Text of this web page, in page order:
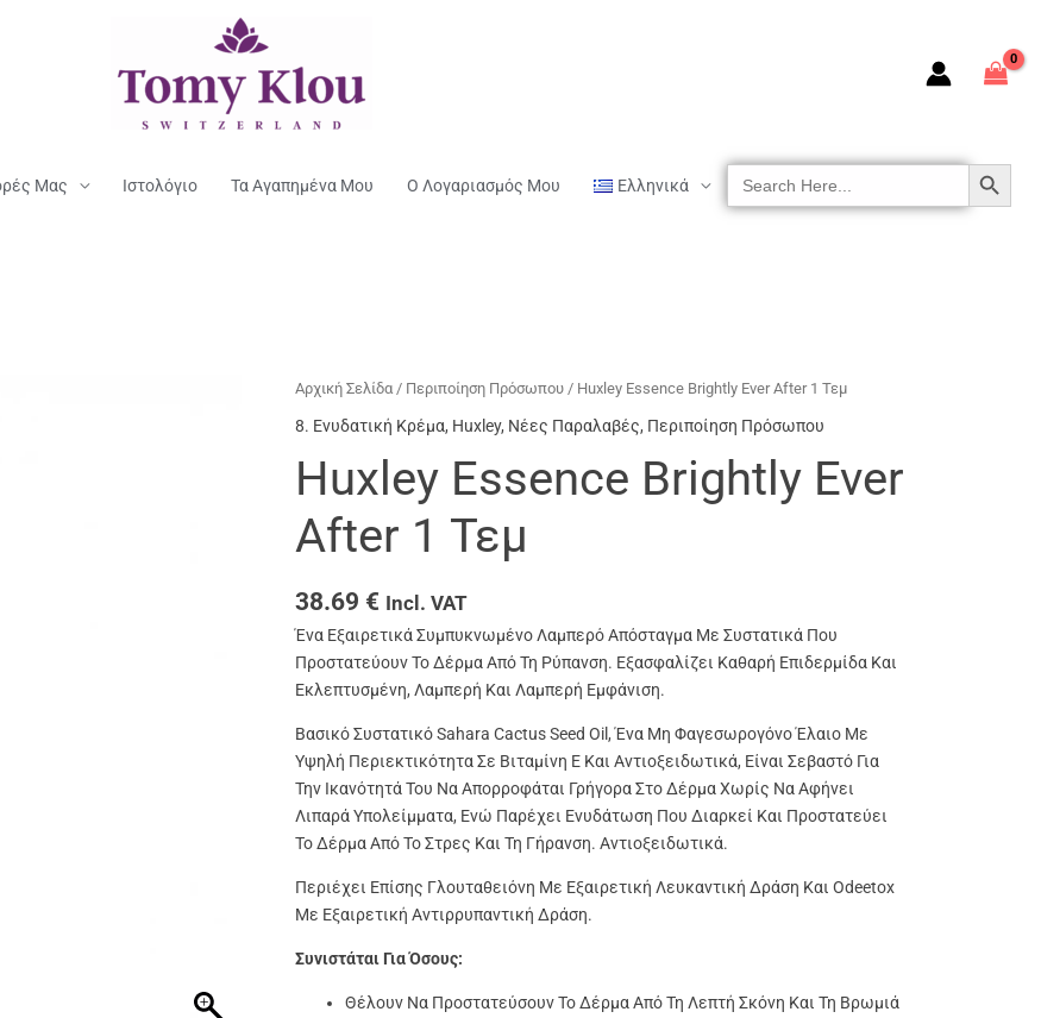
Μας Ιστολόγιο Τα Αγαπημένα Μου Ο Λογαριασμός Μου Ελληνικά
Search
For:
SEARCH BUTTON
Αρχική Σελίδα/ Περιποίηση Πρόσωπου/ Huxley Essence Brightly Ever After 1 Τεμ
8. Ενυδατική Κρέμα, Huxley, Νέες Παραλαβές, Περιποίηση Πρόσωπου
Huxley Essence Brightly Ever
After 1 Τεμ
38.69 € Incl. VAT
Ένα Εξαιρετικά Συμπυκνωμένο Λαμπερό Απόσταγμα Με Συστατικά Που
Προστατεύουν Το Δέρμα Από Τη Ρύπανση. Εξασφαλίζει Καθαρή Επιδερμίδα Και
Εκλεπτυσμένη, Λαμπερή Και Λαμπερή Εμφάνιση.
Βασικό Συστατικό Sahara Cactus Seed Oil, Ένα Μη Φαγεσωρογόνο Έλαιο Με
Υψηλή Περιεκτικότητα Σε Βιταμίνη Ε Και Αντιοξειδωτικά, Είναι Σεβαστό Για
Την Ικανότητά Του Να Απορροφάται Γρήγορα Στο Δέρμα Χωρίς Να Αφήνει
Λιπαρά Υπολείμματα, Ενώ Παρέχει Ενυδάτωση Που Διαρκεί Και Προστατεύει
Το Δέρμα Από Το Στρες Και Τη Γήρανση. Αντιοξειδωτικά.
Περιέχει Επίσης Γλουταθειόνη Με Εξαιρετική Λευκαντική Δράση Και Odeetox
Με Εξαιρετική Αντιρρυπαντική Δράση.
Συνιστάται Για Όσους:
Θέλουν Να Προστατεύσουν Το Δέρμα Από Τη Λεπτή Σκόνη Και Τη Βρωμιά